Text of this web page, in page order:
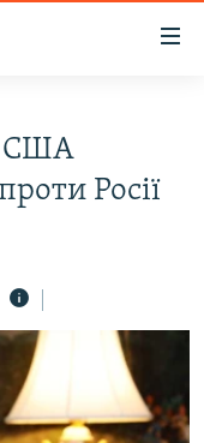
США
Росії